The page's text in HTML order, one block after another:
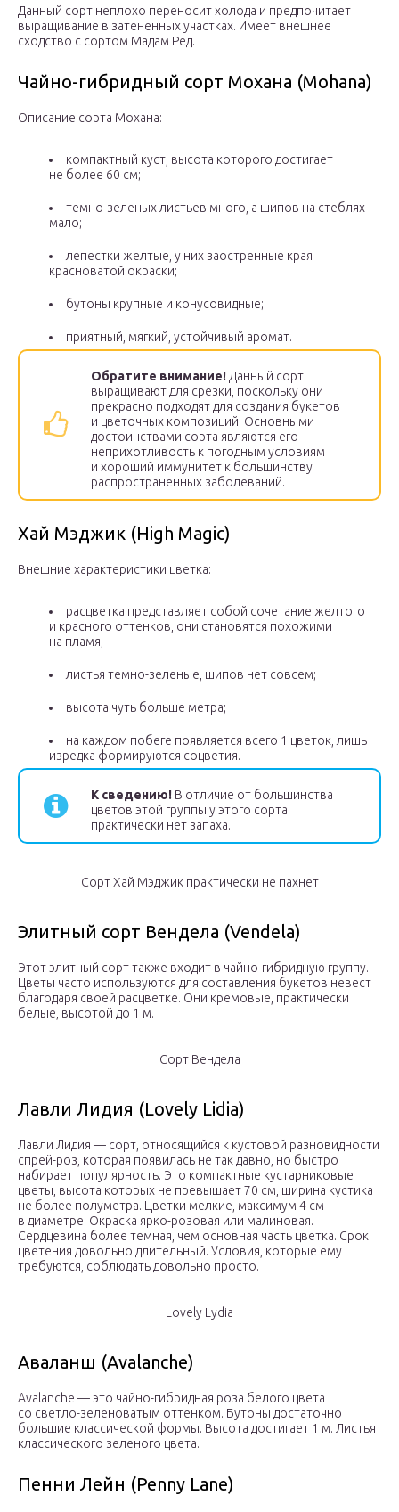
Данный сорт неплохо переносит холода и предпочитает
выращивание в затененных участках. Имеет внешнее
сходство с сортом Мадам Ред.
Чайно-гибридный сорт Мохана (Mohana)
Описание сорта Мохана:
компактный куст, высота которого достигает
не более 60 см;
темно-зеленых листьев много, а шипов на стеблях
мало;
лепестки желтые, у них заостренные края
красноватой окраски;
бутоны крупные и конусовидные;
приятный, мягкий, устойчивый аромат.
Обратите внимание! Данный сорт
выращивают для срезки, поскольку они
прекрасно подходят для создания букетов
и цветочных композиций. Основными
достоинствами сорта являются его
неприхотливость к погодным условиям
и хороший иммунитет к большинству
распространенных заболеваний.
Хай Мэджик (High Magic)
Внешние характеристики цветка:
расцветка представляет собой сочетание желтого
и красного оттенков, они становятся похожими
на пламя;
листья темно-зеленые, шипов нет совсем;
высота чуть больше метра;
на каждом побеге появляется всего 1 цветок, лишь
изредка формируются соцветия.
К сведению! В отличие от большинства
цветов этой группы у этого сорта
практически нет запаха.
Сорт Хай Мэджик практически не пахнет
Элитный сорт Вендела (Vendela)
Этот элитный сорт также входит в чайно-гибридную группу.
Цветы часто используются для составления букетов невест
благодаря своей расцветке. Они кремовые, практически
белые, высотой до 1 м.
Сорт Вендела
Лавли Лидия (Lovely Lidia)
Лавли Лидия — сорт, относящийся к кустовой разновидности
спрей-роз, которая появилась не так давно, но быстро
набирает популярность. Это компактные кустарниковые
цветы, высота которых не превышает 70 см, ширина кустика
не более полуметра. Цветки мелкие, максимум 4 см
в диаметре. Окраска ярко-розовая или малиновая.
Сердцевина более темная, чем основная часть цветка. Срок
цветения довольно длительный. Условия, которые ему
требуются, соблюдать довольно просто.
Lovely Lydia
Аваланш (Avalanche)
Avalanche — это чайно-гибридная роза белого цвета
со светло-зеленоватым оттенком. Бутоны достаточно
большие классической формы. Высота достигает 1 м. Листья
классического зеленого цвета.
Пенни Лейн (Penny Lane)